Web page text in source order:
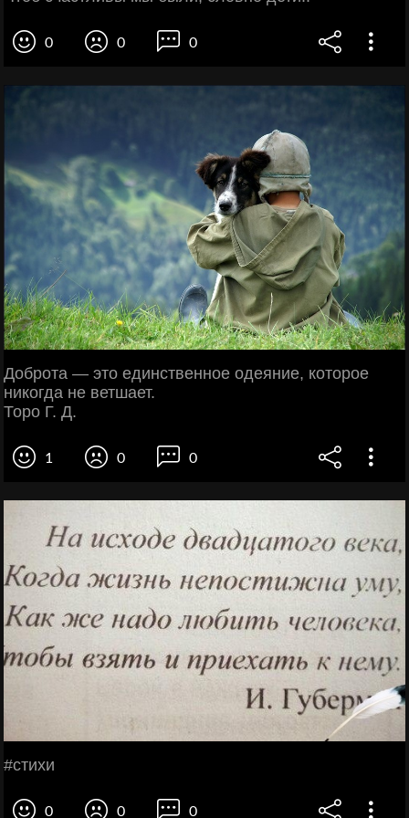
0 0 0
Доброта — это единственное одеяние, которое
никогда не ветшает.
Торо Г. Д.
1 0 0
#стихи
0 0 0